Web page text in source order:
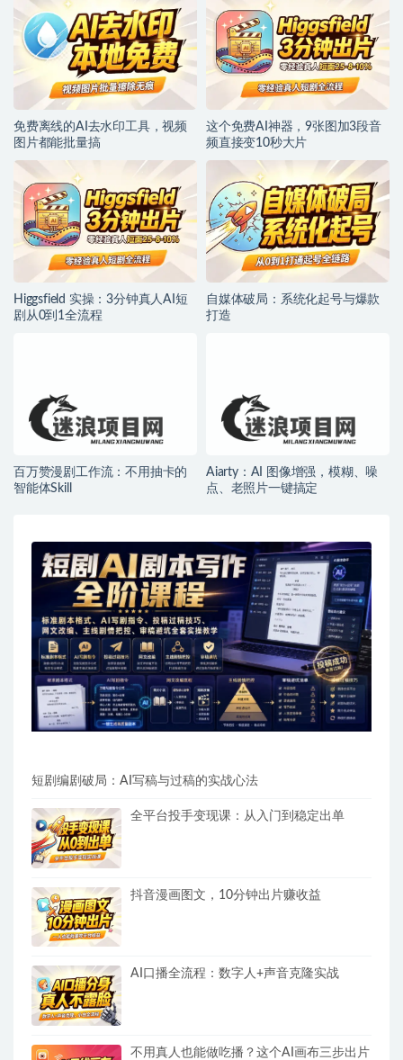
免费离线的AI去水印工具，视频
图片都能批量搞
这个免费AI神器，9张图加3段音
频直接变10秒大片
Higgsfield 实操：3分钟真人AI短
剧从0到1全流程
自媒体破局：系统化起号与爆款
打造
百万赞漫剧工作流：不用抽卡的
智能体Skill
Aiarty：AI 图像增强，模糊、噪
点、老照片一键搞定
短剧编剧破局：AI写稿与过稿的实战心法
全平台投手变现课：从入门到稳定出单
抖音漫画图文，10分钟出片赚收益
AI口播全流程：数字人+声音克隆实战
不用真人也能做吃播？这个AI画布三步出片